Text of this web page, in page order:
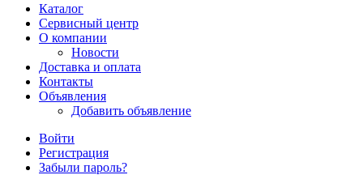
Каталог
Сервисный центр
О компании
Новости
Доставка и оплата
Контакты
Объявления
Добавить объявление
Войти
Регистрация
Забыли пароль?